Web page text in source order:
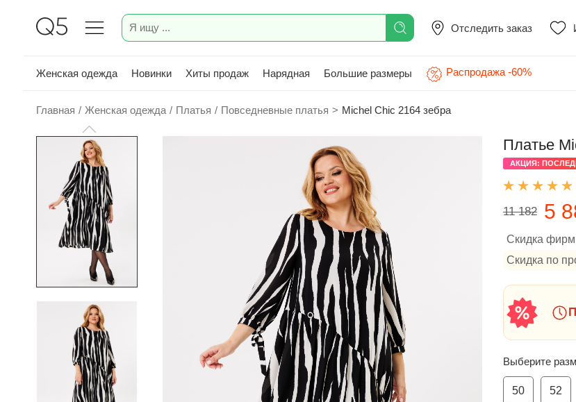
Отследить заказ
Женская одежда Новинки Хиты продаж Нарядная Большие размеры Распродажа -60%
Главная / Женская одежда / Платья / Повседневные платья > Michel Chic 2164 зебра
Платье
АКЦИЯ:
11 182 5
Скидка
Скидка по
Выберите
50 52